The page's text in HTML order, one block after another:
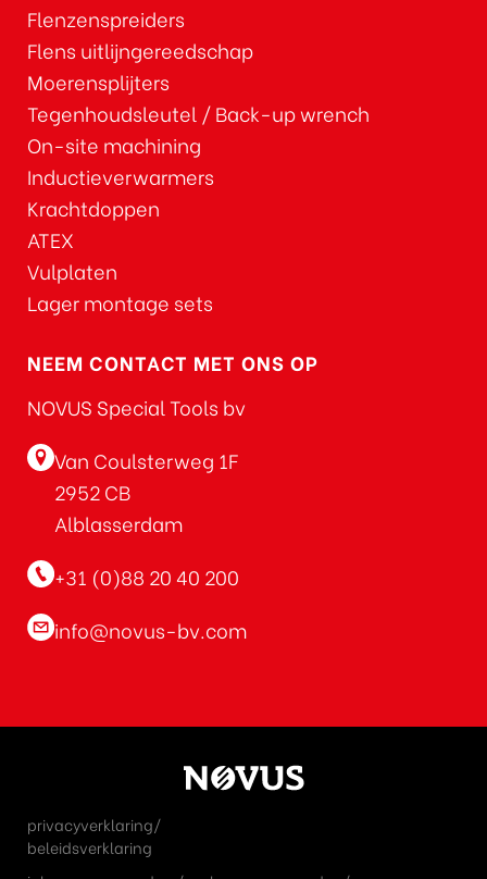
Flenzenspreiders
Flens uitlijngereedschap
Moerensplijters
Tegenhoudsleutel / Back-up wrench
On-site machining
Inductieverwarmers
Krachtdoppen
ATEX
Vulplaten
Lager montage sets
NEEM CONTACT MET ONS OP
NOVUS Special Tools bv
Van Coulsterweg 1F
2952 CB
Alblasserdam
+31 (0)88 20 40 200
info@novus-bv.com
privacyverklaring/
beleidsverklaring